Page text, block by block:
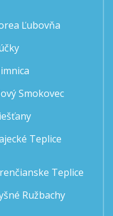
Ľubovňa
Smokovec
Teplice
Teplice
Ružbachy